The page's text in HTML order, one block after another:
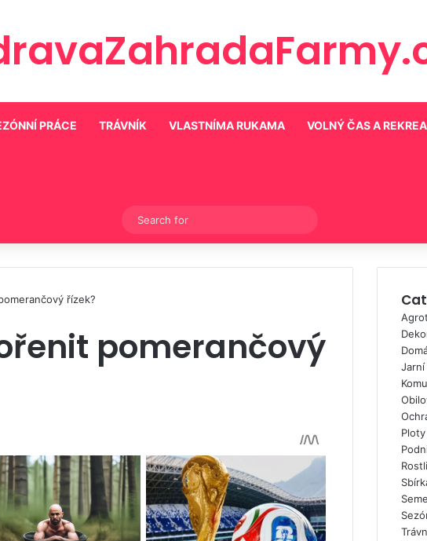
PRÁCE TRÁVNÍK VLASTNÍMA RUKAMA VOLNÝ ČAS A
Switch skin
for
řízek?
pomerančový